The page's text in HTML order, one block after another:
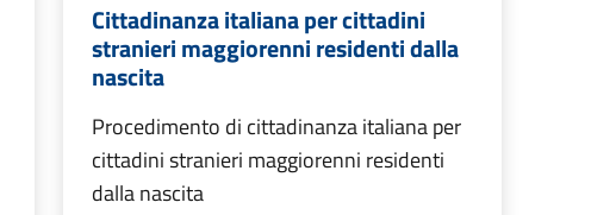
Cittadinanza italiana per cittadini
stranieri maggiorenni residenti dalla
nascita
Procedimento di cittadinanza italiana per
cittadini stranieri maggiorenni residenti
dalla nascita